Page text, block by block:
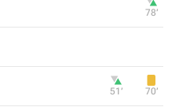
78‎’‎
51‎’‎ 70‎’‎